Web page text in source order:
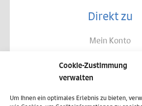
Cookie-Zustimmung
verwalten
Um Ihnen ein optimales Erlebnis zu bieten,
Direkt zu
Mein Konto
Allgemeine